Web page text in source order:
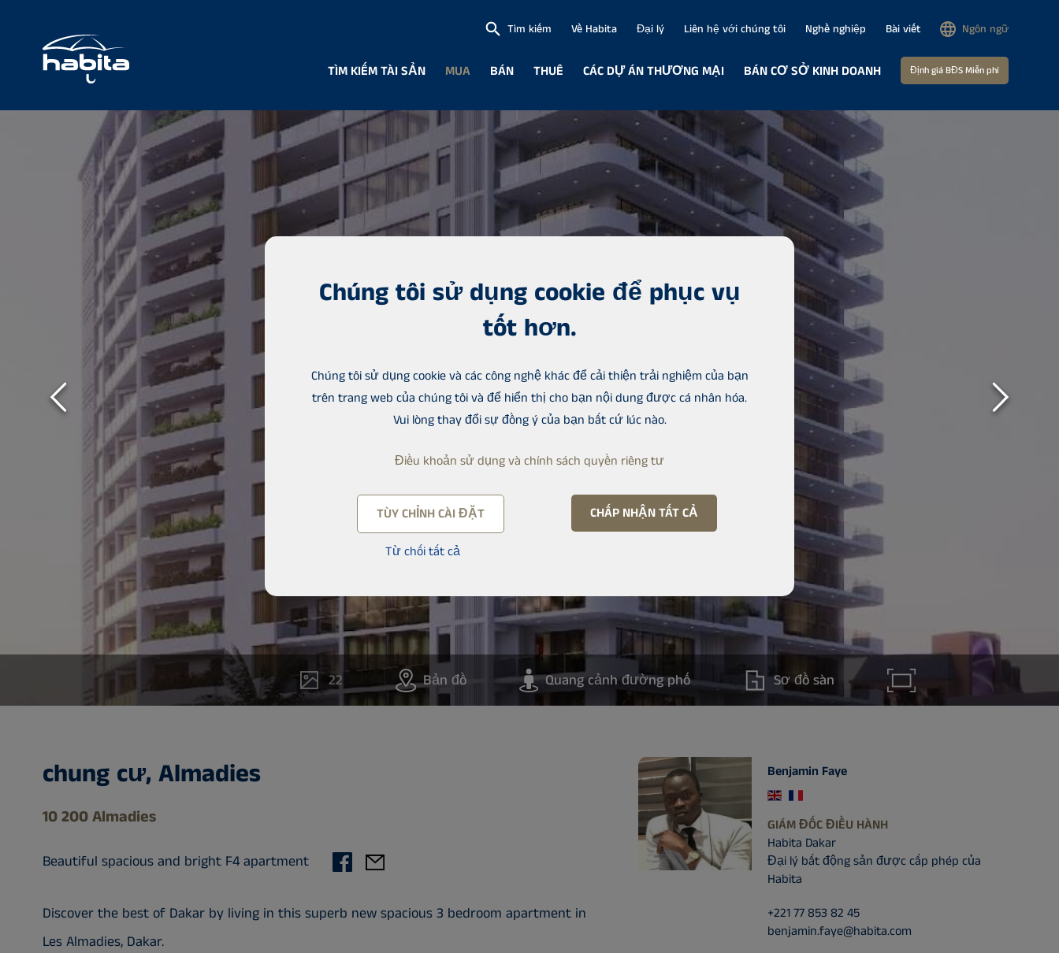
TÌM KIẾM TÀI SẢN MUA BÁN THUÊ CÁC DỰ ÁN THƯƠNG MẠI BÁN CƠ SỞ KINH DOANH Định giá BĐS Miễn phí
Tìm kiếm Về Habita Đại lý Liên hệ với chúng tôi Nghề nghiệp Bài viết Ngôn ngữ
22 Bản đồ Quang cảnh đường phố Sơ đồ sàn
chung cư, Almadies
10 200 Almadies
Beautiful spacious and bright F4 apartment
Discover the best of Dakar by living in this superb new spacious 3 bedroom apartment in
Les Almadies, Dakar.
Benjamin Faye
GIÁM ĐỐC ĐIỀU HÀNH
Habita Dakar
Đại lý bất động sản được cấp phép của
Habita
+221 77 853 82 45
benjamin.faye@habita.com
Chúng tôi sử dụng cookie để phục vụ
tốt hơn.
Chúng tôi sử dụng cookie và các công nghệ khác để cải thiện trải nghiệm của bạn
trên trang web của chúng tôi và để hiển thị cho bạn nội dung được cá nhân hóa.
Vui lòng thay đổi sự đồng ý của bạn bất cứ lúc nào.
Điều khoản sử dụng và chính sách quyền riêng tư
TÙY CHỈNH CÀI ĐẶT
Từ chối tất cả
CHẤP NHẬN TẤT CẢ